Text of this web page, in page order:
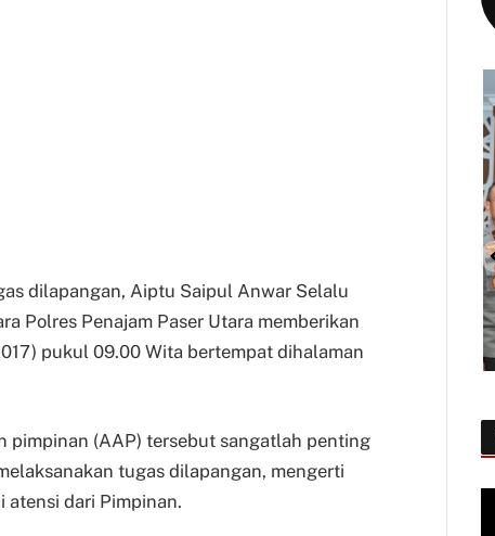
dilapangan, Aiptu Saipul Anwar Selalu
Polres Penajam Paser Utara memberikan
pukul 09.00 Wita bertempat dihalaman
pimpinan (AAP) tersebut sangatlah penting
tugas dilapangan, mengerti
atensi dari Pimpinan.